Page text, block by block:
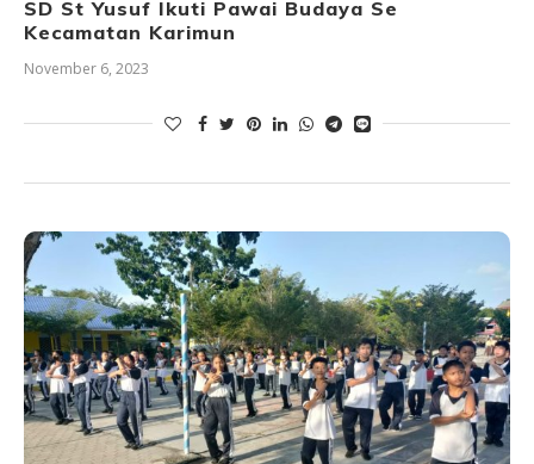
SD St Yusuf Ikuti Pawai Budaya Se
Kecamatan Karimun
November 6, 2023